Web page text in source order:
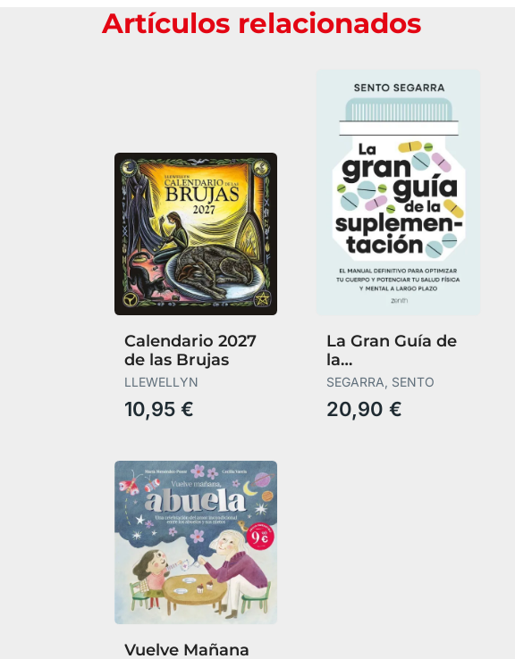
Artículos relacionados
Calendario 2027
de las Brujas
LLEWELLYN
10,95 €
La Gran Guía de
la
Suplementación
SEGARRA, SENTO
20,90 €
Vuelve Mañana